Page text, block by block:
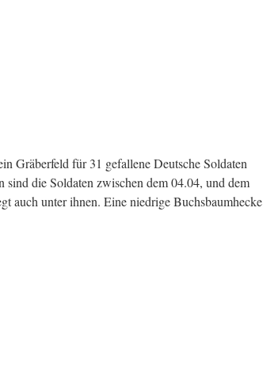
Gräberfeld für 31 gefallene Deutsche Soldaten
die Soldaten zwischen dem 04.04, und dem
auch unter ihnen. Eine niedrige Buchsbaumhecke